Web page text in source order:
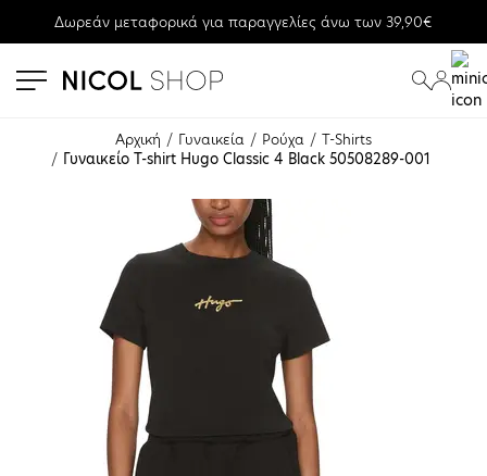
Δωρεάν μεταφορικά για παραγγελίες άνω των 39,90€
Αρχική Γυναικεία Ρούχα
T-Shirts
Γυναικείο T-shirt Ηugo Classic 4 Black 50508289-001